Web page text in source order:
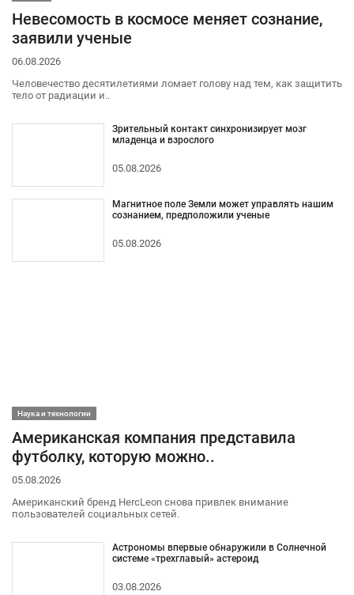
Невесомость в космосе меняет сознание,
заявили ученые
06.08.2026
Человечество десятилетиями ломает голову над тем, как защитить
тело от радиации и..
Зрительный контакт синхронизирует мозг
младенца и взрослого
05.08.2026
Магнитное поле Земли может управлять нашим
сознанием, предположили ученые
05.08.2026
Наука и технологии
Американская компания представила
футболку, которую можно..
05.08.2026
Американский бренд HercLeon снова привлек внимание
пользователей социальных сетей.
Астрономы впервые обнаружили в Солнечной
системе «трехглавый» астероид
03.08.2026